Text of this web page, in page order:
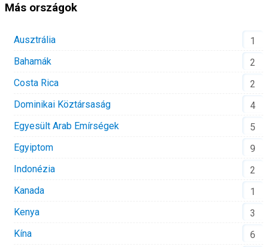
Más országok
Ausztrália
1
Bahamák
2
Costa Rica
2
Dominikai Köztársaság
4
Egyesült Arab Emírségek
5
Egyiptom
9
Indonézia
2
Kanada
1
Kenya
3
Kína
6